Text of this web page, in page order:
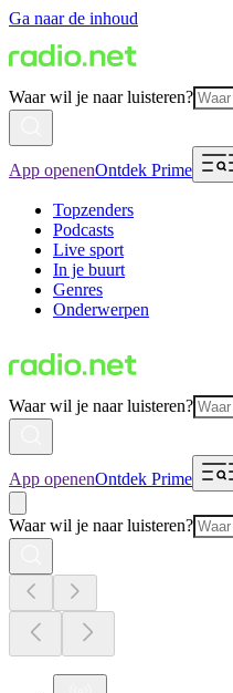
Ga naar de inhoud
Waar wil je naar luisteren?
App openenOntdek Prime
Topzenders
Podcasts
Live sport
In je buurt
Genres
Onderwerpen
Waar wil je naar luisteren?
App openenOntdek Prime
Waar wil je naar luisteren?